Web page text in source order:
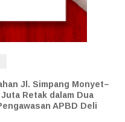
Jl. Simpang Monyet–
Retak dalam Dua
APBD Deli